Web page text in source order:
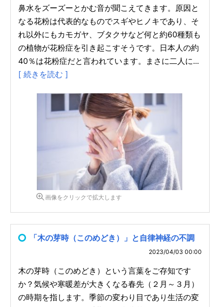
鼻水をズーズーとかむ音が聞こえてきます。原因と
なる花粉は代表的なものでスギやヒノキであり、そ
れ以外にもカモガヤ、ブタクサなど何と約60種類も
の植物が花粉症を引き起こすそうです。日本人の約
40％は花粉症だと言われています。まさに二人に...
[ 続きを読む ]
画像をクリックで拡大します
「木の芽時（このめどき）」と自律神経の不調
2023/04/03 00:00
木の芽時（このめどき）という言葉をご存知です
か？気候や寒暖差が大きくなる春先（２月～３月）
の時期を指します。季節の変わり目であり生活の変